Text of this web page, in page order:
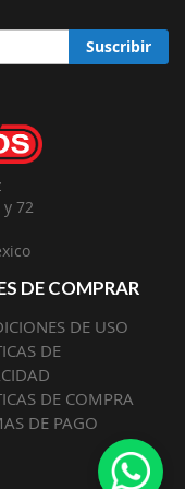
Suscribir
72
DE COMPRAR
DE USO
DE
DE COMPRA
DE PAGO